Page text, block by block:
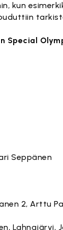
kun
Special
Seppänen
2, Arttu
Lahnajärvi,